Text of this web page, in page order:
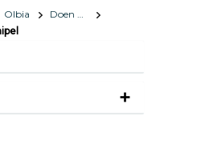
Olbia
Doen & zien